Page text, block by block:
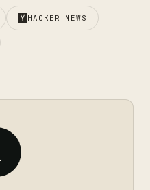
HACKER NEWS